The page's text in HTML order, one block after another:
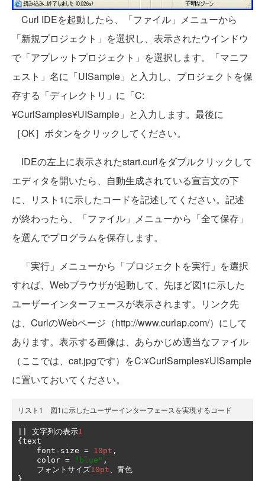
Curl IDEを起動したら、「ファイル」メニューから
「新規プロジェクト」を選択し、表示されたウインドウ
で「アプレットプロジェクト」を選択します。「マニフ
ェスト」名に「UISample」と入力し、プロジェクトを保
存する「ディレクトリ」に「C:
¥CurlSamples¥UISample」と入力します。最後に
［OK］ボタンをクリックしてください。
IDEの左上に表示されたstart.curlをダブルクリックして
エディタを開いたら、自動生成されている宣言文の下
に、リスト1に示したコードを記述してください。記述
が終わったら、「ファイル」メニューから「全て保存」
を選んでプログラムを保存します。
「実行」メニューから「プロジェクトを実行」を選択
すれば、Webブラウザが起動して、先ほど図1に示した
ユーザーインターフェースが表示されます。リンク先
は、CurlのWebページ（http://www.curlap.com/）にして
あります。表示する画像は、あらかじめ適当なファイル
（ここでは、cat.jpgです）をC:¥CurlSamples¥UISample
に置いておいてください。
リスト1 図1に示したユーザーインターフェースを実現するコード
文字列の表示1
{ text
    font
- size = 10pt ,
    color
= "blue" ,
フォントサイズ10pt、青色
}